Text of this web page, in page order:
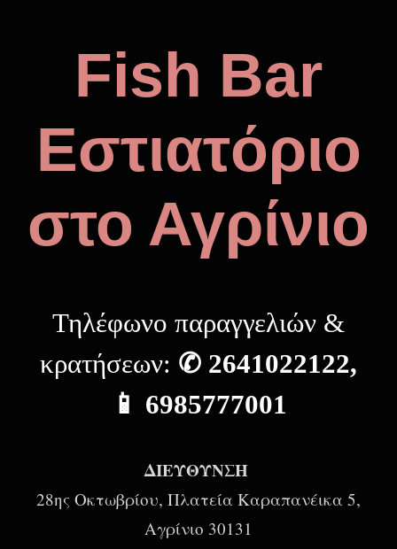
Fish Bar
Εστιατόριο
στο Αγρίνιο
Τηλέφωνο παραγγελιών &
κρατήσεων: ✆ 2641022122,
📱 6985777001
ΔΙΕΥΘΥΝΣΗ
28ης Οκτωβρίου, Πλατεία Καραπανέικα 5,
Αγρίνιο 30131